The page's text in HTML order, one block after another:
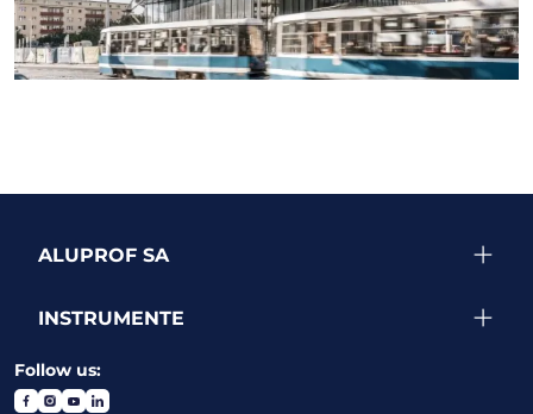
SEE MORE PROJECTS
ALUPROF SA
INSTRUMENTE
Follow us: